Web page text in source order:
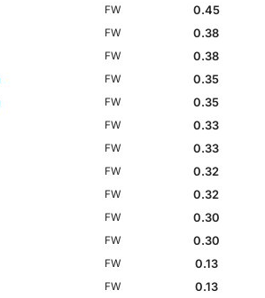
FW
0.45
FW
0.38
FW
0.38
FW
0.35
FW
0.35
FW
0.33
FW
0.33
FW
0.32
FW
0.32
FW
0.30
FW
0.30
FW
0.13
FW
0.13